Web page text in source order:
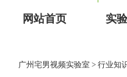
网站首页 实
广州宅男视频实验室 > 行业知